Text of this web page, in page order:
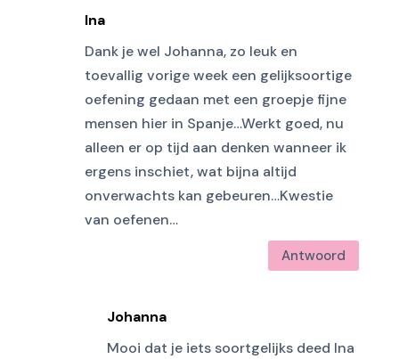
Ina
Dank je wel Johanna, zo leuk en
toevallig vorige week een gelijksoortige
oefening gedaan met een groepje fijne
mensen hier in Spanje…Werkt goed, nu
alleen er op tijd aan denken wanneer ik
ergens inschiet, wat bijna altijd
onverwachts kan gebeuren…Kwestie
van oefenen…
Antwoord
Johanna
Mooi dat je iets soortgelijks deed Ina